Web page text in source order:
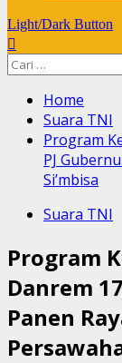
Light/Dark Button
Cari
Home
Suara TNI
Program
PJ
Si’mbisa
Suara TNI
Program
Danrem
Panen